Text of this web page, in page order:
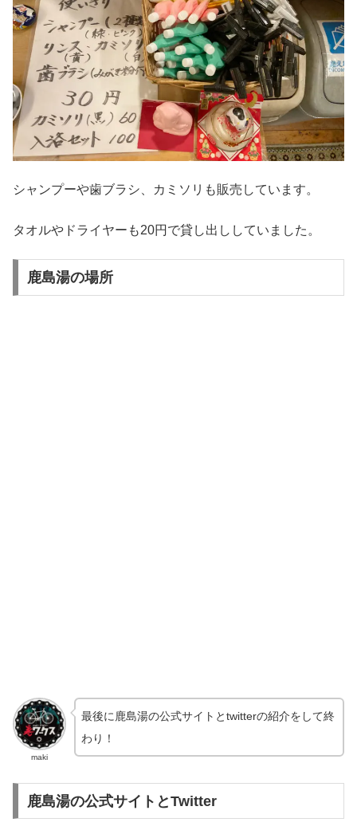
シャンプーや歯ブラシ、カミソリも販売しています。
タオルやドライヤーも20円で貸し出ししていました。
鹿島湯の場所
maki
最後に鹿島湯の公式サイトとtwitterの紹介をして終
わり！
鹿島湯の公式サイトとTwitter